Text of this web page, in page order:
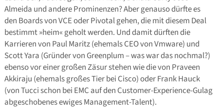
Almeida und andere Prominenzen? Aber genauso dürfte es
den Boards von VCE oder Pivotal gehen, die mit diesem Deal
bestimmt »heim« geholt werden. Und damit dürften die
Karrieren von Paul Maritz (ehemals CEO von Vmware) und
Scott Yara (Gründer von Greenplum – was war das nochmal?)
ebenso vor einer großen Zäsur stehen wie die von Praveen
Akkiraju (ehemals großes Tier bei Cisco) oder Frank Hauck
(von Tucci schon bei EMC auf den Customer-Experience-Gulag
abgeschobenes ewiges Management-Talent).